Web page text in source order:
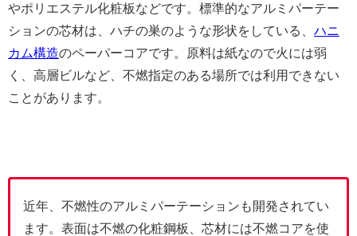
やポリエステル化粧板などです。標準的なアルミパーテー
ションの芯材は、ハチの巣のような形状をしている、 ハニ
カム構造のペーパーコアです。原料は紙なので火には弱
く、高層ビルなど、不燃指定のある場所では利用できない
ことがあります。
近年、不燃性のアルミパーテーションも開発されてい
ます。表面は不燃の化粧鋼板、芯材には不燃コアを使